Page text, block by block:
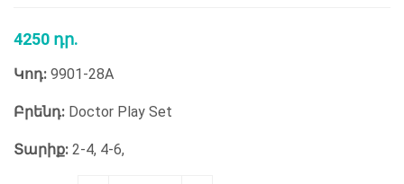
4250 դր.
Կոդ: 9901-28A
Բրենդ: Doctor Play Set
Տարիք: 2-4, 4-6,